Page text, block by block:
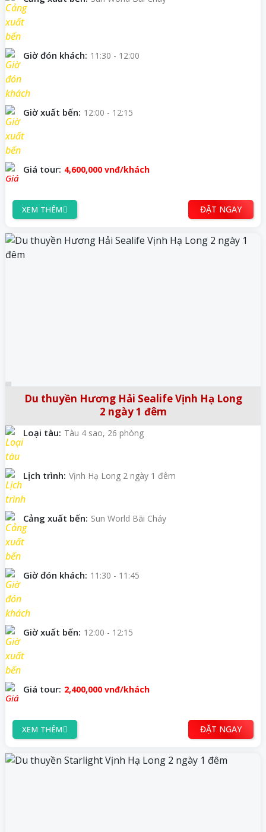
Giờ đón khách: 11:30 - 12:00
Giờ xuất bến: 12:00 - 12:15
Giá tour: 4,600,000 vnđ/khách
XEM THÊM ĐẶT NGAY
Du thuyền Hương Hải Sealife Vịnh Hạ Long
2 ngày 1 đêm
Loại tàu: Tàu 4 sao, 26 phòng
Lịch trình: Vịnh Hạ Long 2 ngày 1 đêm
Cảng xuất bến: Sun World Bãi Cháy
Giờ đón khách: 11:30 - 11:45
Giờ xuất bến: 12:00 - 12:15
Giá tour: 2,400,000 vnđ/khách
XEM THÊM ĐẶT NGAY